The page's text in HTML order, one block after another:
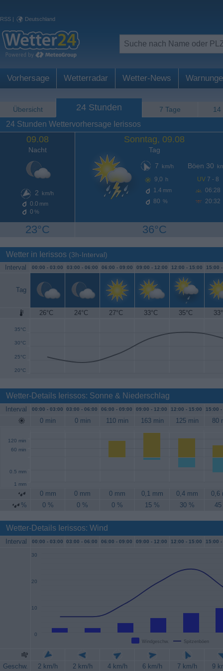
RSS | Deutschland
Vorhersage Wetterradar Wetter-News
Übersicht 24 Stunden 7 Tage 14
24 Stunden Wettervorhersage Ierissos
09.08
Nacht
2 km/h
0.0 mm
0 %
23°C
Sonntag, 09.08
Tag
7
km/h
9,0 h
1.4 mm
80 %
Böen 30
UV 7 - 8
06:28
20:32
36°C
Wetter in Ierissos (3h-Interval)
Interval 00:00 - 03:00 03:00 - 06:00 06:00 - 09:00 09:00 - 12:00 12:00 - 15:00 15:00
Tag
26°C 24°C 27°C 33°C 35°C
20°C
25°C
30°C
35°C
40°C
Wetter-Details Ierissos: Sonne & Niederschlag
Interval 00:00 - 03:00 03:00 - 06:00 06:00 - 09:00 09:00 - 12:00 12:00 - 15:00 15:00 -
0 min 0 min 110 min 163 min 125 min 80
60 min
120 min
0.5 mm
1 mm
0 mm 0 mm 0 mm 0,1 mm 0,4 mm
0,6
%
0 % 0 % 0 % 15 % 30 % 45
Wetter-Details Ierissos: Wind
Interval 00:00 - 03:00 03:00 - 06:00 06:00 - 09:00 09:00 - 12:00 12:00 - 15:00 15:00 -
Windgeschw. Spitzenböen
0
10
20
30
Geschw. 2 km/h 2 km/h 4 km/h 6 km/h 7 km/h
9